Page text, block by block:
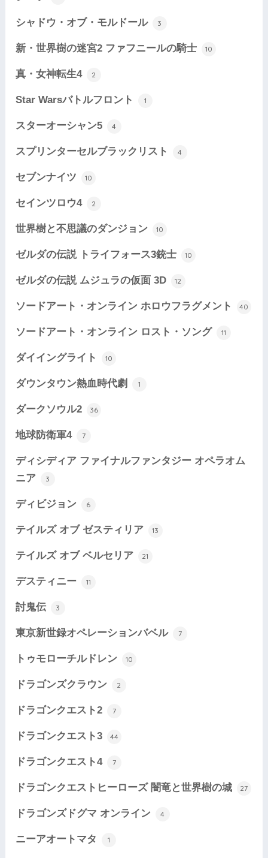
シャドウ・オブ・モルドール 3
新・世界樹の迷宮2 ファフニールの騎士 10
真・女神転生4 2
Star Warsバトルフロント 1
スターオーシャン5 4
スプリンターセルブラックリスト 4
セブンナイツ 10
セインツロウ4 2
世界樹と不思議のダンジョン 10
ゼルダの伝説 トライフォース3銃士 10
ゼルダの伝説 ムジュラの仮面 3D 12
ソードアート・オンライン ホロウフラグメント 40
ソードアート・オンライン ロスト・ソング 11
ダイイングライト 10
ダウンタウン熱血時代劇 1
ダークソウル2 36
地球防衛軍4 7
ディシディア ファイナルファンタジー オペラオム
ニア
3
ディビジョン 6
テイルズ オブ ゼスティリア 13
テイルズ オブ ベルセリア 21
デスティニー 11
討鬼伝 3
東京新世録オペレーションバベル 7
トゥモローチルドレン 10
ドラゴンズクラウン 2
ドラゴンクエスト2 7
ドラゴンクエスト3 44
ドラゴンクエスト4 7
ドラゴンクエストヒーローズ 闇竜と世界樹の城 27
ドラゴンズドグマ オンライン 4
ニーアオートマタ 1